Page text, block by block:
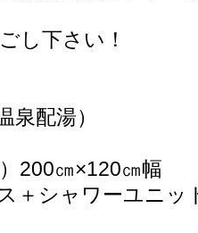
し下さい！
泉配湯）
200㎝×120㎝幅
＋シャワーユニッ